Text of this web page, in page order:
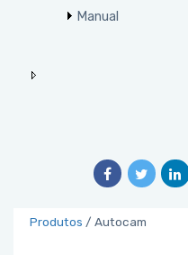
Manual
Produtos / Autocam